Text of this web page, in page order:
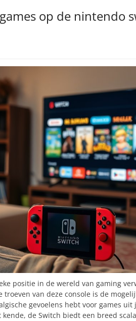
op de nintendo
positie in de wereld van gaming
van deze console is de
gevoelens hebt voor games
de Switch biedt een breed